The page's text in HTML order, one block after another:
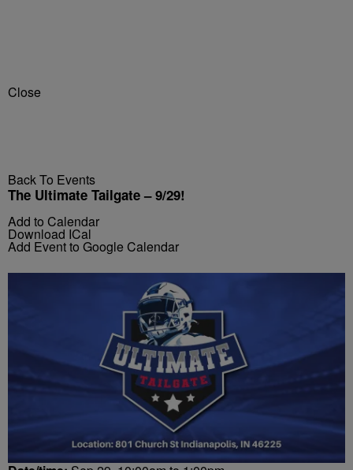
Close
Back To Events
The Ultimate Tailgate – 9/29!
Add to Calendar
Download ICal
Add Event to Google Calendar